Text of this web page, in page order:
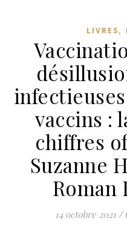
LIVRES,
vaccins :
chiffres
Suzanne
Roman
14 octobre 2021 /